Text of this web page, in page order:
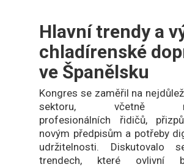
Hlavní trendy a
chladírenské
ve Španělsku
Kongres se zaměřil na
sektoru, včetně
profesionálních řidičů,
novým předpisům a potřeby
udržitelnosti. Diskutovalo
trendech, které ovlivní